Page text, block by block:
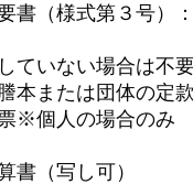
書（様式第３号）：
いない場合は不
本または団体の定
※個人の場合のみ
書（写し可）